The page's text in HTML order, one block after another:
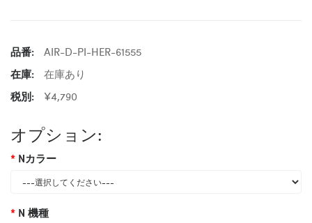
品番:
AIR-D-PI-HER-61555
在庫:
在庫あり
税別:
¥4,790
オプション:
Nカラー
N 機種